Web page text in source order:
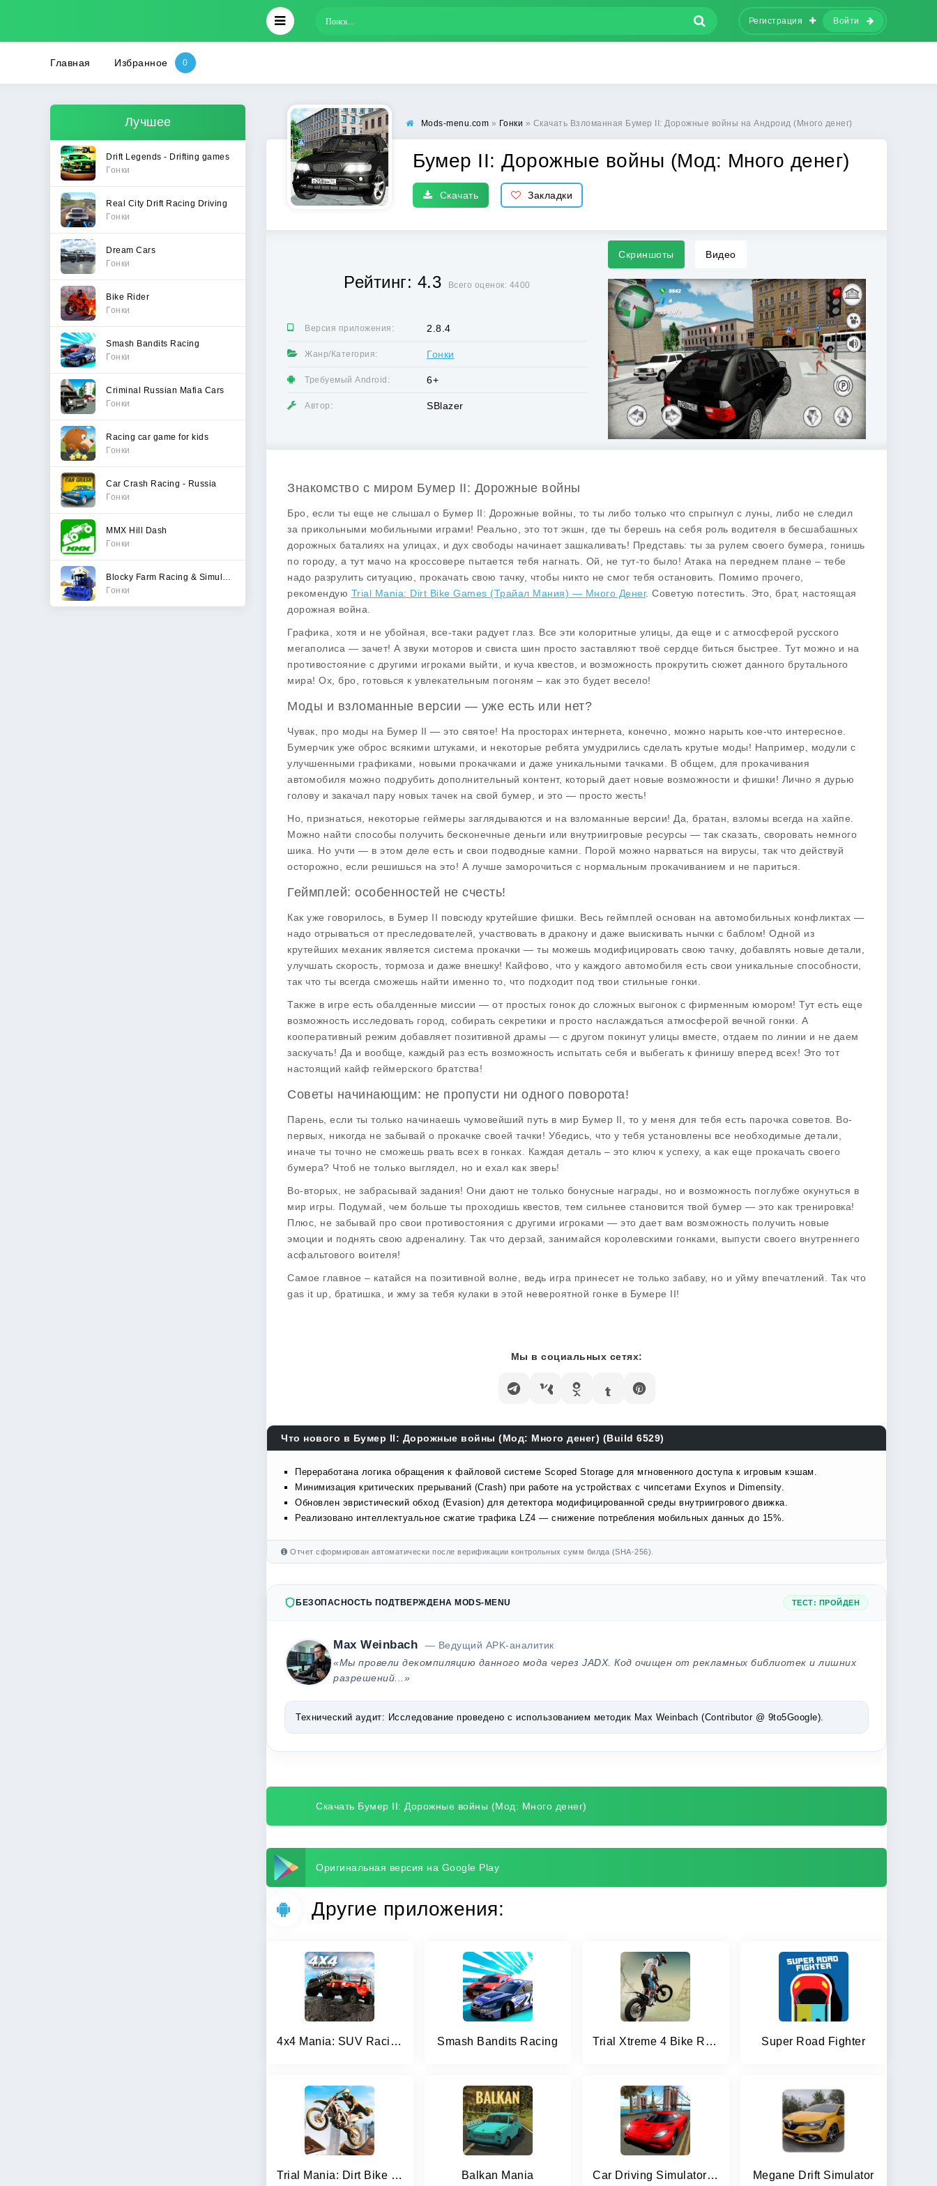
Регистрация Войти
Главная Избранное
Лучшее
Drift Legends - Drifting games
Гонки
Real City Drift Racing Driving
Гонки
Dream Cars
Гонки
Bike Rider
Гонки
Smash Bandits Racing
Гонки
Criminal Russian Mafia Cars
Гонки
Racing car game for kids
Гонки
Car Crash Racing - Russia
Гонки
MMX Hill Dash
Гонки
Гонки
Mods-menu.com » Гонки » Скачать Взломанная Бумер II: Дорожные войны на Андроид (Много денег)
Бумер II: Дорожные войны (Мод: Много денег)
Скачать Закладки
Рейтинг: 4.3 Всего оценок: 4400
Версия приложения: 2.8.4
Жанр/Категория: Гонки
Требуемый Android: 6+
Автор: SBlazer
Скриншоты Видео
Знакомство с миром Бумер II: Дорожные войны
Бро, если ты еще не слышал о Бумер II: Дорожные войны , то ты либо только что спрыгнул с луны, либо не следил
за прикольными мобильными играми! Реально, это тот экшн, где ты берешь на себя роль водителя в бесшабашных
дорожных баталиях на улицах, и дух свободы начинает зашкаливать! Представь: ты за рулем своего бумера, гонишь
по городу, а тут мачо на кроссовере пытается тебя нагнать. Ой, не тут-то было! Атака на переднем плане – тебе
надо разрулить ситуацию, прокачать свою тачку, чтобы никто не смог тебя остановить. Помимо прочего,
рекомендую Trial Mania: Dirt Bike Games (Трайал Мания) — Много Денег. Советую потестить. Это, брат, настоящая
дорожная война
Графика, хотя и не убойная, все-таки радует глаз. Все эти колоритные улицы, да еще и с атмосферой русского
мегаполиса — зачет! А звуки моторов и свиста шин просто заставляют твоё сердце биться быстрее. Тут можно и на
противостояние с другими игроками выйти, и куча квестов, и возможность прокрутить сюжет данного брутального
мира! Ох, бро, готовься к увлекательным погоням – как это будет весело!
Моды и взломанные версии — уже есть или нет?
Чувак, про моды на Бумер II — это святое! На просторах интернета, конечно, можно нарыть кое-что интересное.
Бумерчик уже оброс всякими штуками, и некоторые ребята умудрились сделать крутые моды! Например, модули с
улучшенными графиками, новыми прокачками и даже уникальными тачками. В общем, для прокачивания
автомобиля можно подрубить дополнительный контент, который дает новые возможности и фишки! Лично я дурью
голову и закачал пару новых тачек на свой бумер, и это — просто жесть!
Но, признаться, некоторые геймеры заглядываются и на взломанные версии! Да, братан, взломы всегда на хайпе.
Можно найти способы получить бесконечные деньги или внутриигровые ресурсы — так сказать, своровать немного
шика. Но учти — в этом деле есть и свои подводные камни. Порой можно нарваться на вирусы, так что действуй
осторожно, если решишься на это! А лучше заморочиться с нормальным прокачиванием и не париться.
Геймплей: особенностей не счесть!
Как уже говорилось, в Бумер II повсюду крутейшие фишки. Весь геймплей основан на автомобильных конфликтах —
надо отрываться от преследователей, участвовать в дракону и даже выискивать нычки с баблом! Одной из
крутейших механик является система прокачки — ты можешь модифицировать свою тачку, добавлять новые детали,
улучшать скорость, тормоза и даже внешку! Кайфово, что у каждого автомобиля есть свои уникальные способности,
так что ты всегда сможешь найти именно то, что подходит под твои стильные гонки.
Также в игре есть обалденные миссии — от простых гонок до сложных выгонок с фирменным юмором! Тут есть еще
возможность исследовать город, собирать секретики и просто наслаждаться атмосферой вечной гонки. А
кооперативный режим добавляет позитивной драмы — с другом покинут улицы вместе, отдаем по линии и не даем
заскучать! Да и вообще, каждый раз есть возможность испытать себя и выбегать к финишу вперед всех! Это тот
настоящий кайф геймерского братства!
Советы начинающим: не пропусти ни одного поворота!
Парень, если ты только начинаешь чумовейший путь в мир Бумер II , то у меня для тебя есть парочка советов. Во-
первых, никогда не забывай о прокачке своей тачки! Убедись, что у тебя установлены все необходимые детали,
иначе ты точно не сможешь рвать всех в гонках. Каждая деталь – это ключ к успеху, а как еще прокачать своего
бумера? Чтоб не только выглядел, но и ехал как зверь!
Во-вторых, не забрасывай задания! Они дают не только бонусные награды, но и возможность поглубже окунуться в
мир игры. Подумай, чем больше ты проходишь квестов, тем сильнее становится твой бумер — это как тренировка!
Плюс, не забывай про свои противостояния с другими игроками — это дает вам возможность получить новые
эмоции и поднять свою адреналину. Так что дерзай, занимайся королевскими гонками, выпусти своего внутреннего
асфальтового воителя!
Самое главное – катайся на позитивной волне, ведь игра принесет не только забаву, но и уйму впечатлений. Так что
gas it up, братишка, и жму за тебя кулаки в этой невероятной гонке в Бумере II!
Мы в социальных сетях:
Что нового в Бумер II: Дорожные войны (Мод: Много денег) (Build 6529)
Переработана логика обращения к файловой системе Scoped Storage для мгновенного доступа к игровым кэшам.
Минимизация критических прерываний (Crash) при работе на устройствах с чипсетами Exynos и Dimensity.
Обновлен эвристический обход (Evasion) для детектора модифицированной среды внутриигрового движка.
Реализовано интеллектуальное сжатие трафика LZ4 — снижение потребления мобильных данных до 15%.
Отчет сформирован автоматически после верификации контрольных сумм билда (SHA-256).
БЕЗОПАСНОСТЬ ПОДТВЕРЖДЕНА MODS-MENU ТЕСТ: ПРОЙДЕН
Max Weinbach
— Ведущий APK-аналитик
«Мы провели декомпиляцию данного мода через JADX. Код очищен от рекламных библиотек и лишних
разрешений...»
Технический аудит: Исследование проведено с использованием методик Max Weinbach (Contributor @ 9to5Google).
Скачать Бумер II: Дорожные войны (Мод: Много денег)
Оригинальная версия на Google Play
Другие приложения:
4x4 Mania: SUV Racing Smash Bandits Racing Trial Xtreme 4 Bike Racing Super Road Fighter
Trial Mania: Dirt Bike Games Balkan Mania Car Driving Simulator: NY Megane Drift Simulator